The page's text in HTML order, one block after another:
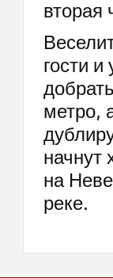
вторая
гости
метро,
начнут
на
реке.